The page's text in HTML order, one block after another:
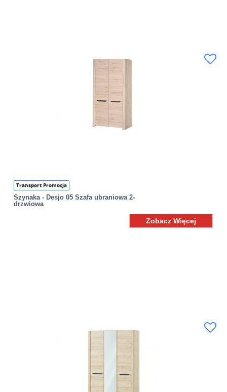
Transport Promocja
Szynaka - Desjo 05 Szafa ubraniowa 2-
drzwiowa
Zobacz Więcej